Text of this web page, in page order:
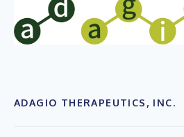
ADAGIO THERAPEUTICS, INC.